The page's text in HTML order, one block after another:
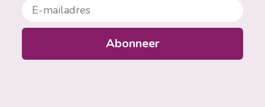
E-mailadres
Abonneer